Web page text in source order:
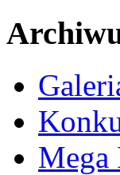
Mega